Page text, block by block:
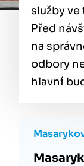
služby
Před
na
odbory
hlavní